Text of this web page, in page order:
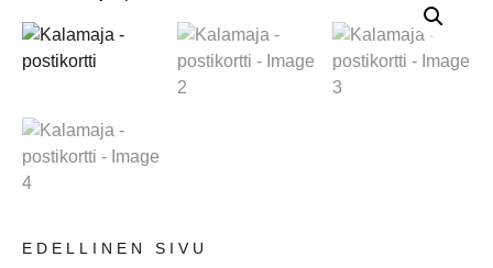
EDELLINEN SIVU